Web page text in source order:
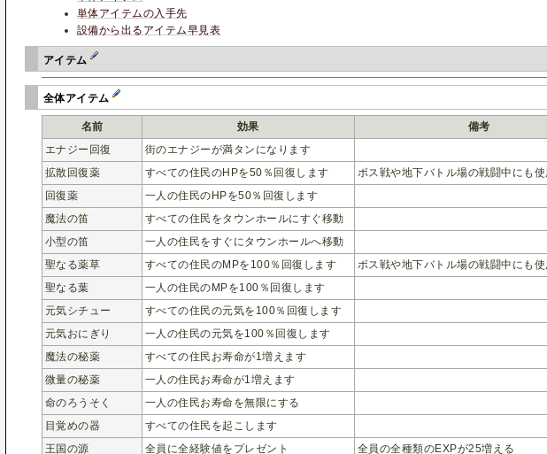
単体アイテムの入手先
設備から出るアイテム早見表
アイテム
全体アイテム
名前 効果
備考
エナジー回復
街のエナジーが満タンになります
拡散回復薬
すべての住民のHPを50％回復します
ボス戦や地下バトル場の戦闘中にも
回復薬
一人の住民のHPを50％回復します
魔法の笛
すべての住民をタウンホールにすぐ移動
小型の笛
一人の住民をすぐにタウンホールへ移動
聖なる薬草
すべての住民のMPを100％回復します
ボス戦や地下バトル場の戦闘中にも
聖なる葉
一人の住民のMPを100％回復します
元気シチュー
すべての住民の元気を100％回復します
元気おにぎり
一人の住民の元気を100％回復します
魔法の秘薬
すべての住民お寿命が1増えます
微量の秘薬
一人の住民お寿命が1増えます
命のろうそく
一人の住民お寿命を無限にする
目覚めの器
すべての住民を起こします
王国の源
全員に全経験値をプレゼント
全員の全種類のEXPが25増える